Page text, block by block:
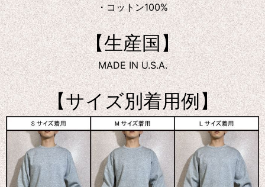
・コットン100%
【生産国】
MADE IN U.S.A.
【サイズ別着用例】